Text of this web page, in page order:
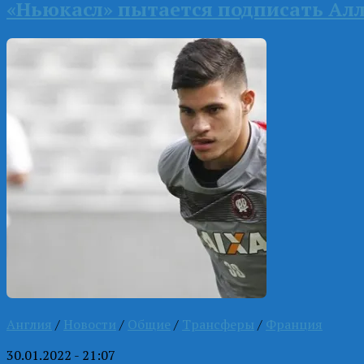
«Ньюкасл» пытается подписать
Англия / Новости / Общие / Трансферы / Франция
30.01.2022 - 21:07